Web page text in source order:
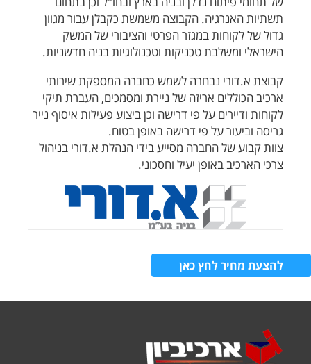
תשתיות האנרגיה. הקבוצה משמשת כקבלן עבור מגוון
גדול של לקוחות במגזר הפרטי והציבורי של המשק
הישראלי ומשלבת טכניקות וטכנולוגיות בניה חדשניות.
קבוצת א.דורי נבחרה לשמש כחברה המספקת שירותי
ארכיב הכוללים אריזה של ניירת ומסמכים, העברת תיקי
לקוחות ודיירים על פי דרישה וכן ביצוע פעילות איסוף נייר
גריסה וביעור על פי דרישה באופן בטוח.
צוות קבוע של החברה מסייע בידי הנהלת א.דורי בניהול
צרכי הארכיב באופן יעיל וחסכוני.
להצעת מחיר לחץ כאן